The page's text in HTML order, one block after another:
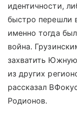
идентичности,
быстро перешли
именно тогда
война.
захватить
из других
рассказал
Родионов.